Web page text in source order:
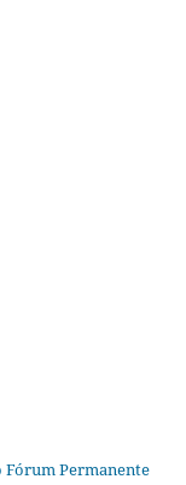
Fórum Permanente